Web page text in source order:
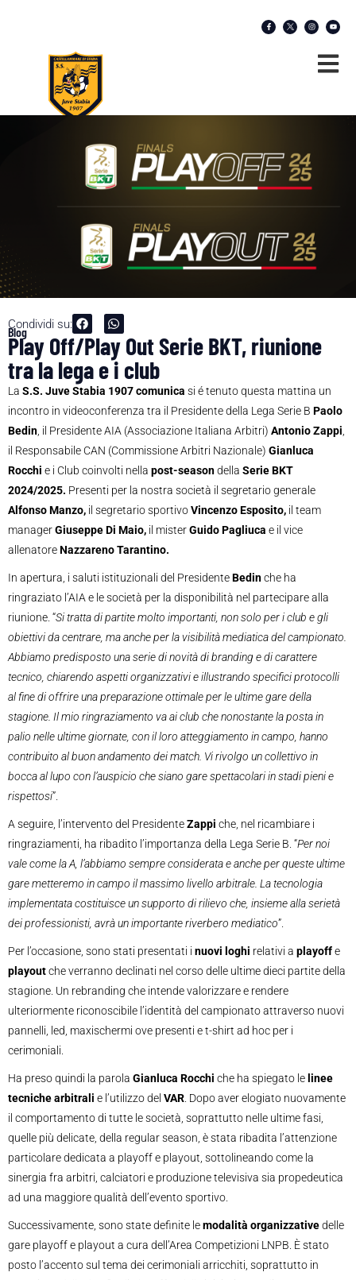
Condividi su:
Blog
Play Off/Play Out Serie BKT, riunione
tra la lega e i club
La S.S. Juve Stabia 1907 comunica si é tenuto questa mattina un
incontro in videoconferenza tra il Presidente della Lega Serie B Paolo
Bedin , il Presidente AIA (Associazione Italiana Arbitri) Antonio Zappi
il Responsabile CAN (Commissione Arbitri Nazionale) Gianluca
Rocchi e i Club coinvolti nella post-seasondella Serie BKT
2024/2025. Presenti per la nostra società il segretario generale
Alfonso Manzo, il segretario sportivoVincenzo Esposito, il team
managerGiuseppe Di Maio, il misterGuido Pagliuca e il vice
allenatoreNazzareno Tarantino.
In apertura, i saluti istituzionali del PresidenteBedinche ha
ringraziato l’AIA e le società per la disponibilità nel partecipare alla
riunione. “Si tratta di partite molto importanti, non solo per i club e gli
obiettivi da centrare, ma anche per la visibilità mediatica del campionato.
Abbiamo predisposto una serie di novità di branding e di carattere
tecnico, chiarendo aspetti organizzativi e illustrando specifici protocolli
al fine di offrire una preparazione ottimale per le ultime gare della
stagione. Il mio ringraziamento va ai club che nonostante la posta in
palio nelle ultime giornate, con il loro atteggiamento in campo, hanno
contribuito al buon andamento dei match. Vi rivolgo un collettivo in
bocca al lupo con l’auspicio che siano gare spettacolari in stadi pieni e
rispettosi”.
A seguire, l’intervento del PresidenteZappi che, nel ricambiare i
ringraziamenti, ha ribadito l’importanza della Lega Serie B. “Per noi
vale come la A, l’abbiamo sempre considerata e anche per queste ultime
gare metteremo in campo il massimo livello arbitrale. La tecnologia
implementata costituisce un supporto di rilievo che, insieme alla serietà
dei professionisti, avrà un importante riverbero mediatico”.
Per l’occasione, sono stati presentati i nuovi loghi relativi a playoffe
playoutche verranno declinati nel corso delle ultime dieci partite della
stagione. Un rebranding che intende valorizzare e rendere
ulteriormente riconoscibile l’identità del campionato attraverso nuovi
pannelli, led, maxischermi ove presenti e t-shirt ad hoc per i
cerimoniali.
Ha preso quindi la parola Gianluca Rocchi che ha spiegato le linee
tecniche arbitrali e l’utilizzo del VAR . Dopo aver elogiato nuovamente
il comportamento di tutte le società, soprattutto nelle ultime fasi,
quelle più delicate, della regular season, è stata ribadita l’attenzione
particolare dedicata a playoff e playout, sottolineando come la
sinergia fra arbitri, calciatori e produzione televisiva sia propedeutica
ad una maggiore qualità dell’evento sportivo.
Successivamente, sono state definite lemodalità organizzativedelle
gare playoff e playout a cura dell’Area Competizioni LNPB. È stato
posto l’accento sul tema dei cerimoniali arricchiti, soprattutto in